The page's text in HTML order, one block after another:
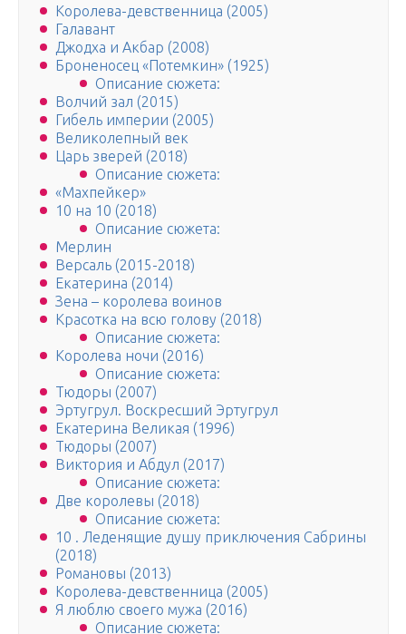
Королева-девственница (2005)
Галавант
Джодха и Акбар (2008)
Броненосец «Потемкин» (1925)
Описание сюжета:
Волчий зал (2015)
Гибель империи (2005)
Великолепный век
Царь зверей (2018)
Описание сюжета:
«Махпейкер»
10 на 10 (2018)
Описание сюжета:
Мерлин
Версаль (2015-2018)
Екатерина (2014)
Зена – королева воинов
Красотка на всю голову (2018)
Описание сюжета:
Королева ночи (2016)
Описание сюжета:
Тюдоры (2007)
Эртугрул. Воскресший Эртугрул
Екатерина Великая (1996)
Тюдоры (2007)
Виктория и Абдул (2017)
Описание сюжета:
Две королевы (2018)
Описание сюжета:
10 . Леденящие душу приключения Сабрины
(2018)
Романовы (2013)
Королева-девственница (2005)
Я люблю своего мужа (2016)
Описание сюжета: